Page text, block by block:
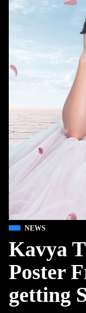
NEWS
Kavya
Poster
getting